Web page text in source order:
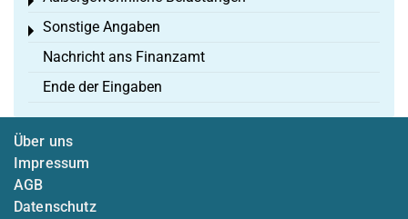
Sonstige Angaben
Toggle menu
Nachricht ans Finanzamt
Ende der Eingaben
Über uns
Impressum
AGB
Datenschutz